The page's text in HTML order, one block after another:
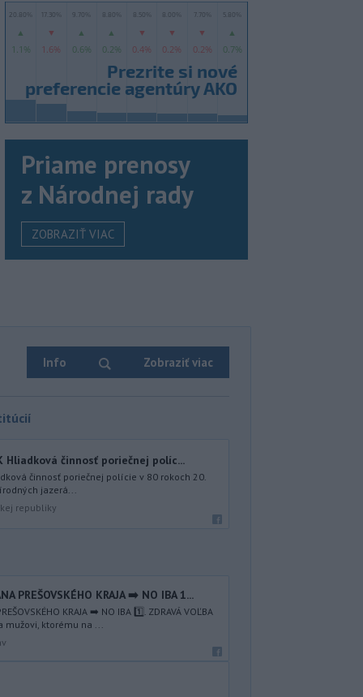
Priame prenosy
z Národnej rady
ZOBRAZIŤ VIAC
Info Zobraziť viac
Hliadková činnosť poriečnej políc...
činnosť poriečnej polície v 80 rokoch 20.
jazerá...
republiky
PREŠOVSKÉHO KRAJA ➡️ NO IBA 1️...
KRAJA ➡️ NO IBA 1️⃣. ZDRAVÁ VOĽBA
mužovi, ktorému na ...